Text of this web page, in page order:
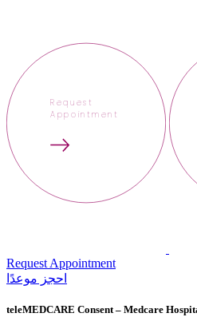
Request
Appointment
Request Appointment
احجز‍ موعدًا
teleMEDCARE Consent – Medcare